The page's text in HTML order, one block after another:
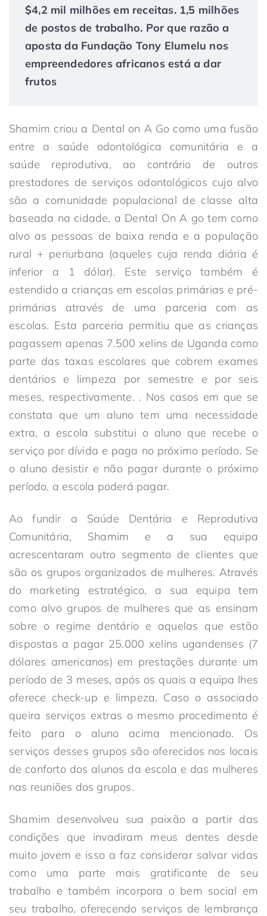
$4,2 mil milhões em receitas. 1,5 milhões
de postos de trabalho. Por que razão a
aposta da Fundação Tony Elumelu nos
empreendedores africanos está a dar
frutos
Shamim criou a Dental on A Go como uma fusão
entre a saúde odontológica comunitária e a
saúde reprodutiva, ao contrário de outros
prestadores de serviços odontológicos cujo alvo
são a comunidade populacional de classe alta
baseada na cidade, a Dental On A go tem como
alvo as pessoas de baixa renda e a população
rural + periurbana (aqueles cuja renda diária é
inferior a 1 dólar). Este serviço também é
estendido a crianças em escolas primárias e pré-
primárias através de uma parceria com as
escolas. Esta parceria permitiu que as crianças
pagassem apenas 7.500 xelins de Uganda como
parte das taxas escolares que cobrem exames
dentários e limpeza por semestre e por seis
meses, respectivamente. . Nos casos em que se
constata que um aluno tem uma necessidade
extra, a escola substitui o aluno que recebe o
serviço por dívida e paga no próximo período. Se
o aluno desistir e não pagar durante o próximo
período, a escola poderá pagar.
Ao fundir a Saúde Dentária e Reprodutiva
Comunitária, Shamim e a sua equipa
acrescentaram outro segmento de clientes que
são os grupos organizados de mulheres. Através
do marketing estratégico, a sua equipa tem
como alvo grupos de mulheres que as ensinam
sobre o regime dentário e aquelas que estão
dispostas a pagar 25.000 xelins ugandenses (7
dólares americanos) em prestações durante um
período de 3 meses, após os quais a equipa lhes
oferece check-up e limpeza. Caso o associado
queira serviços extras o mesmo procedimento é
feito para o aluno acima mencionado. Os
serviços desses grupos são oferecidos nos locais
de conforto dos alunos da escola e das mulheres
nas reuniões dos grupos.
Shamim desenvolveu sua paixão a partir das
condições que invadiram meus dentes desde
muito jovem e isso a faz considerar salvar vidas
como uma parte mais gratificante de seu
trabalho e também incorpora o bem social em
seu trabalho, oferecendo serviços de lembrança